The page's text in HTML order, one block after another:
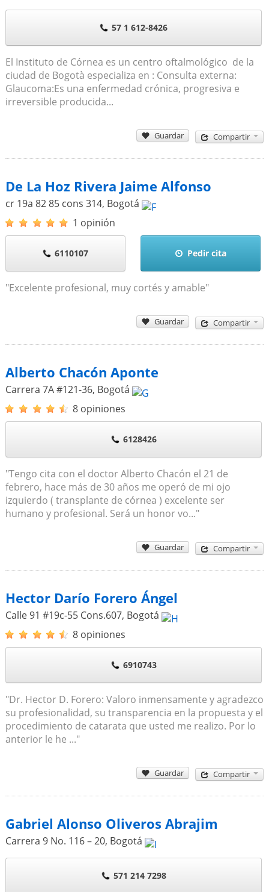
57 1 612-8426
El Instituto de Córnea es un centro oftalmológico de la
ciudad de Bogotà especializa en : Consulta externa:
Glaucoma:Es una enfermedad crónica, progresiva e
irreversible producida...
Guardar Compartir
De La Hoz Rivera Jaime Alfonso
cr 19a 82 85 cons 314, Bogotá
1 opinión
6110107 Pedir cita
"Excelente profesional, muy cortés y amable"
Guardar Compartir
Alberto Chacón Aponte
Carrera 7A #121-36, Bogotá
8 opiniones
6128426
"Tengo cita con el doctor Alberto Chacón el 21 de
febrero, hace más de 30 años me operó de mi ojo
izquierdo ( transplante de córnea ) excelente ser
humano y profesional. Será un honor vo..."
Guardar Compartir
Hector Darío Forero Ángel
Calle 91 #19c-55 Cons.607, Bogotá
8 opiniones
6910743
"Dr. Hector D. Forero: Valoro inmensamente y agradezco
su profesionalidad, su transparencia en la propuesta y el
procedimiento de catarata que usted me realizo. Por lo
anterior le he ..."
Guardar Compartir
Gabriel Alonso Oliveros Abrajim
Carrera 9 No. 116 – 20, Bogotá
571 214 7298